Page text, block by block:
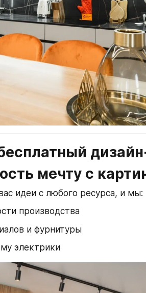
мечту с
идеи с любого ресурса, и мы:
производства
и фурнитуры
электрики